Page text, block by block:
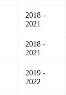
2018 -
2021
2018 -
2021
2019 -
2022